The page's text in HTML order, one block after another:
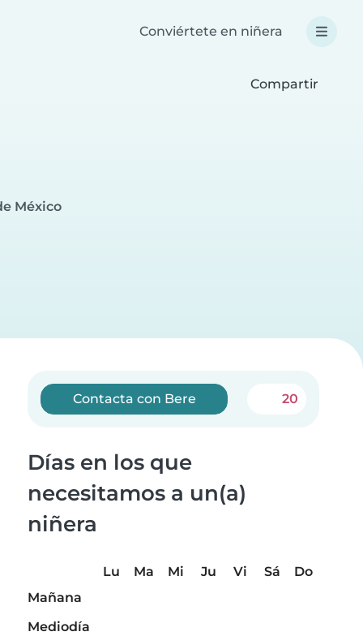
Conviértete en niñera
Compartir
México
Contacta con Bere 20
Días en los que
necesitamos a un(a)
niñera
Lu Ma Mi Ju Vi Sá
Do
Mañana
Mediodía